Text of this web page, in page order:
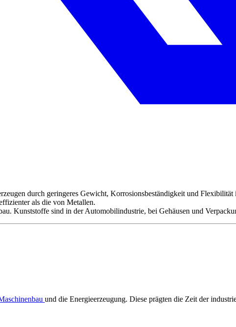
durch geringeres Gewicht, Korrosionsbeständigkeit und Flexibilität
als die von Metallen.
Kunststoffe sind in der Automobilindustrie, bei Gehäusen und
und die Energieerzeugung. Diese prägten die Zeit der